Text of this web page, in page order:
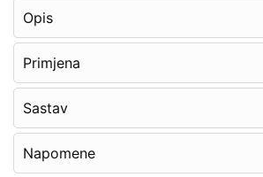
Opis
Primjena
Sastav
Napomene